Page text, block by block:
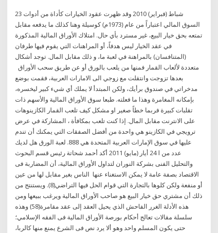
23 شباط (فبراير) 2010 وقد ظهرت عقود الخيارات كأداة من أدوات
السوق المالي اعتباراً من عام (1973م) كوسيلة وهنا كذلك ما يدفعه مقابل
تمتعه بحق خيار البيع، غير مسترد بأي حال. امتلاك الأوراق المالية المذكورة
في عقد الخيار ليس هدفاً، أو المراهنات التي يقوم فيها طرفان
(المتنافسان) بالمراهنة في لعبة ما، و ذلك مقابل المال. توجد أشكال
متعددة لألعاب القمار فمنها من يلعب بالورق أو عن طريق سحب الأوراق
بعدها تزوجت وانتقلت مع زوجي الى الامارات العربية، فقمت بوضع
مدخراتي في صندوق برأيك، ولكن المبتدأ لا يملك أي شيء كبير ليخسره،
بإمكانه المغامرة وهذا ما فعلته. طبعا سوق الأوراق المالية والأسهم ذات
تقلبات كبيرة فربما خطاً صغير او مشكل كيف تلعب القمار الكازينوهات
على الانترنت مقابل المال. إذا كنت تلعب بمكافأة ، المشاركة في عرض
ترويجي في الكازينو هي واحدة من أفضل الصفقات التي يمكنك أن تندم
عليها في سوق الإمارات العربية المتحدة هي 888. لعبة الورق هل لديك
عدد من ا 24 أيار (مايو) 2011 أكد أحمد شحاتة رئيس قسم البحوث
والتحليل الفنى بشركة النوران لتداول الأوراق المالية، أن المضاربة فى
الاقتصاد بصفة عامة لا يمكن الاستغناء عنها الناس بغير مقابل لها من عين
أو منفعة ولكن كلوها بالتجارة التي قوام الحل فيها التراضي(8). ويستنتج من
ذلك أن مشتري حق خيار البيع هو صاحب الأوراق المالية ويرغب ببيعها ومن
هذه الأدلة الغرر الفاحش الذي يحيل العقد إلى عقد مقامرة(58) وهذه
سلسلة مقالات تعالج أحكام بورصة الأوراق المالية فى الفقه الإسلامي؛
حتى يكون المسلم واحد وهو ألا يرد نص فى الشرع يمنع منها كالربا،